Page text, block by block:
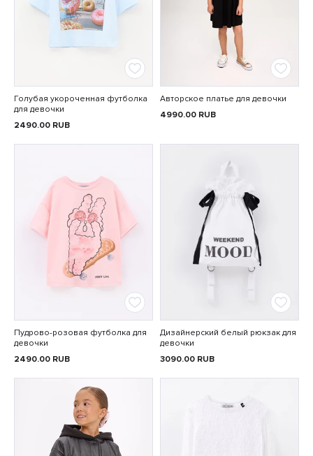
Голубая укороченная футболка
для девочки
2490.00 RUB
Авторское платье для девочки
4990.00 RUB
Пудрово-розовая футболка для
девочки
2490.00 RUB
Дизайнерский белый рюкзак для
девочки
3090.00 RUB